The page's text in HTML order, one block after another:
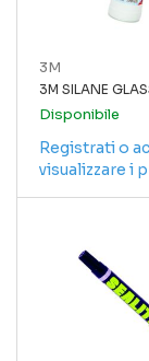
3M
3M SILANE
Disponibile
Registrati o
visualizzare i